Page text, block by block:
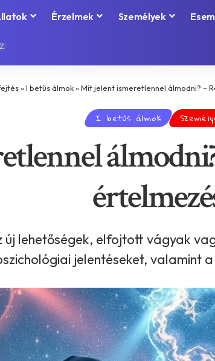
Érzelmek Személyek
»I betűs álmok»Mit jelent ismeretlennel álmodni? –
I betűs álmok
álmodni?
lehetőségek, elfojtott vágyak
jelentéseket, valamint